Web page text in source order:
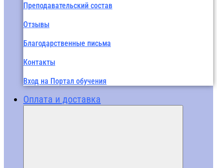
Преподавательский состав
Отзывы
Благодарственные письма
Контакты
Вход на Портал обучения
Оплата и доставка